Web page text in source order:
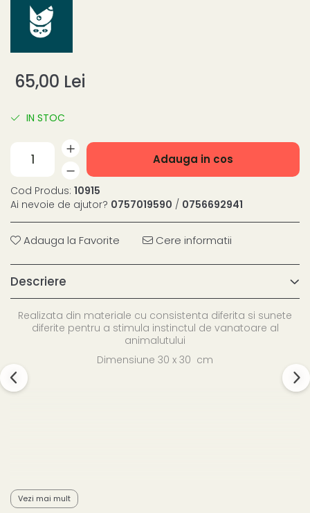
65,00 Lei
IN STOC
Adauga in cos
Cod Produs: 10915
Ai nevoie de ajutor? 0757019590 / 0756692941
Adauga la Favorite Cere informatii
Descriere
Realizata din materiale cu consistenta diferita si sunete
diferite pentru a stimula instinctul de vanatoare al
animalutului
Dimensiune 30 x 30 cm
Vezi mai mult